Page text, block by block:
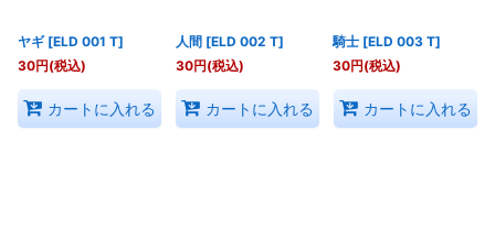
ヤギ [ELD 001 T]
30円(税込)
カートに入れる
人間 [ELD 002 T]
30円(税込)
カートに入れる
騎士 [ELD 003 T]
30円(税込)
カートに入れる